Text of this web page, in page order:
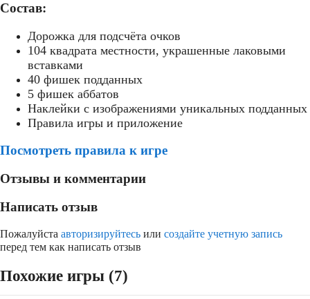
Состав:
Дорожка для подсчёта очков
104 квадрата местности, украшенные лаковыми
вставками
40 фишек подданных
5 фишек аббатов
Наклейки с изображениями уникальных подданных
Правила игры и приложение
Посмотреть правила к игре
Отзывы и комментарии
Написать отзыв
Пожалуйста авторизируйтесь или создайте учетную запись
перед тем как написать отзыв
Похожие игры (7)